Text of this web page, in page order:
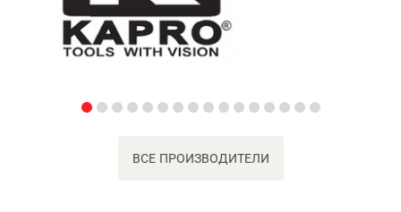
ВСЕ ПРОИЗВОДИТЕЛИ